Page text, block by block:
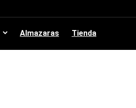
Almazaras Tienda